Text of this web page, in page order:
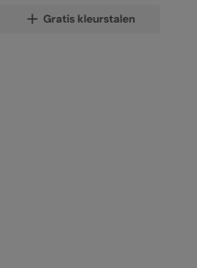
Gratis kleurstalen